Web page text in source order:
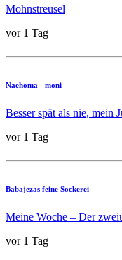
Mohnstreusel
vor 1 Tag
Naehoma - moni
Besser spät als nie, mein
vor 1 Tag
Babajezas feine Sockerei
Meine Woche – Der
vor 1 Tag